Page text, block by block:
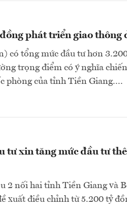
phát triển giao thông
có tổng mức đầu tư hơn
trọng điểm có ý nghĩa
phòng của tỉnh Tiền Giang....
tư xin tăng mức đầu tư
2 nối hai tỉnh Tiền Giang và
xuất điều chỉnh từ 5.200 tỷ